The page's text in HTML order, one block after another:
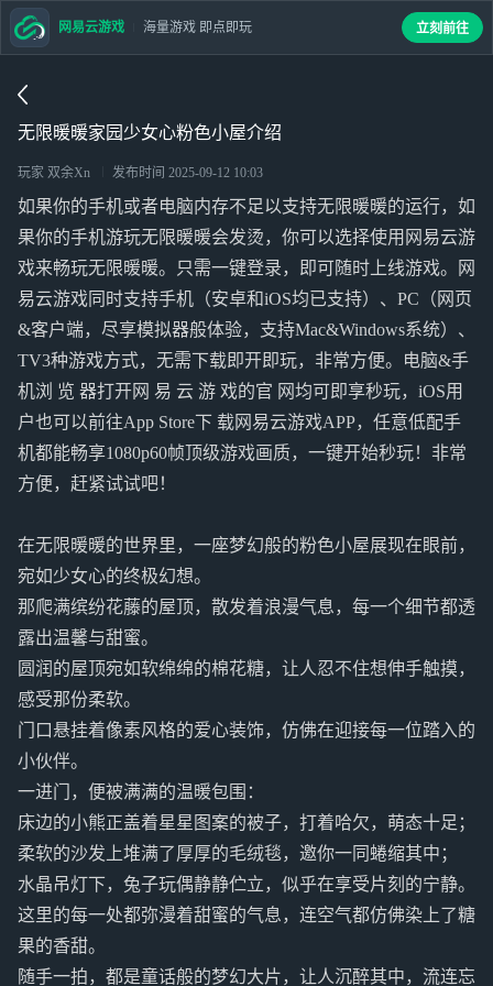
无限暖暖家园少女心粉色小屋介绍
玩家 双余Xn 发布时间 2025-09-12 10:03
如果你的手机或者电脑内存不足以支持无限暖暖的运行，如
果你的手机游玩无限暖暖会发烫，你可以选择使用网易云游
戏来畅玩无限暖暖。只需一键登录，即可随时上线游戏。网
易云游戏同时支持手机（安卓和iOS均已支持）、PC（网页
&客户端，尽享模拟器般体验，支持Mac&Windows系统）、
TV3种游戏方式，无需下载即开即玩，非常方便。电脑&手
机浏 览 器打开网 易 云 游 戏的官 网均可即享秒玩，iOS用
户也可以前往App Store下 载网易云游戏APP，任意低配手
机都能畅享1080p60帧顶级游戏画质，一键开始秒玩！非常
方便，赶紧试试吧！
在无限暖暖的世界里，一座梦幻般的粉色小屋展现在眼前，
宛如少女心的终极幻想。
那爬满缤纷花藤的屋顶，散发着浪漫气息，每一个细节都透
露出温馨与甜蜜。
圆润的屋顶宛如软绵绵的棉花糖，让人忍不住想伸手触摸，
感受那份柔软。
门口悬挂着像素风格的爱心装饰，仿佛在迎接每一位踏入的
小伙伴。
一进门，便被满满的温暖包围：
床边的小熊正盖着星星图案的被子，打着哈欠，萌态十足；
柔软的沙发上堆满了厚厚的毛绒毯，邀你一同蜷缩其中；
水晶吊灯下，兔子玩偶静静伫立，似乎在享受片刻的宁静。
这里的每一处都弥漫着甜蜜的气息，连空气都仿佛染上了糖
果的香甜。
随手一拍，都是童话般的梦幻大片，让人沉醉其中，流连忘
网易云游戏 海量游戏 即点即玩 立刻前往